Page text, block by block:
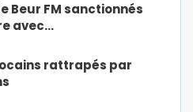
Beur FM sanctionnés
avec…
rattrapés par